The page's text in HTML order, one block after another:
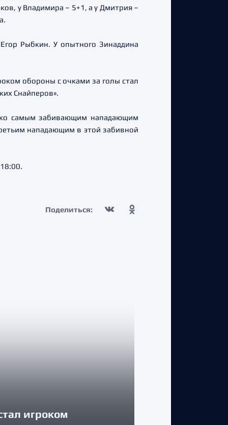
у Владимира – 5+1, а у Дмитрия –
Рыбкин. У опытного Зинаддина
обороны с очками за голы стал
Снайперов».
самым забивающим нападающим
нападающим в этой забивной
Поделиться:
игроком